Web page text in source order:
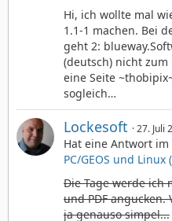
Hi, ich wollte mal
1.1-1 machen. Bei
geht 2:
(deutsch) nicht
eine Seite
sogleich…
Lockesoft 27. Juli
Hat eine Antwort im
PC/GEOS und
Die Tage werde ich
und PDF
ja genauso simpel...